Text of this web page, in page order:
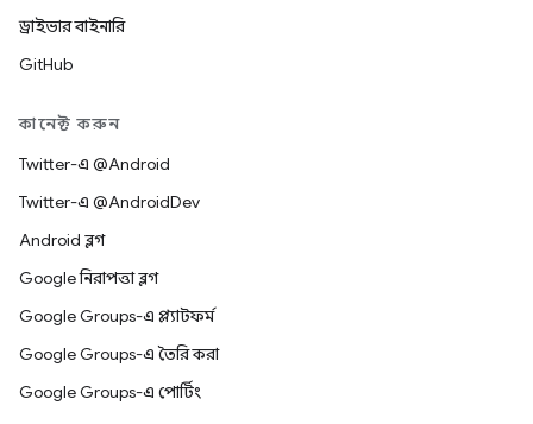
ড্রাইভার বাইনারি
GitHub
কানেক্ট করুন
Twitter-এ @Android
Twitter-এ @AndroidDev
Android ব্লগ
Google নিরাপত্তা ব্লগ
Google Groups-এ প্ল্যাটফর্ম
Google Groups-এ তৈরি করা
Google Groups-এ পোর্টিং